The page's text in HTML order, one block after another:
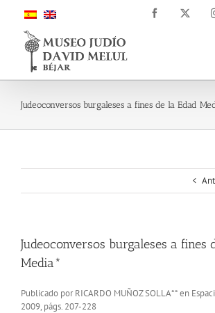
contenido
Facebook
Judeoconversos burgaleses a fines de la Edad
Judeoconversos burgaleses a fines
Media*
Publicado por RICARDO MUÑOZ SOLLA** en
2009, págs. 207-228